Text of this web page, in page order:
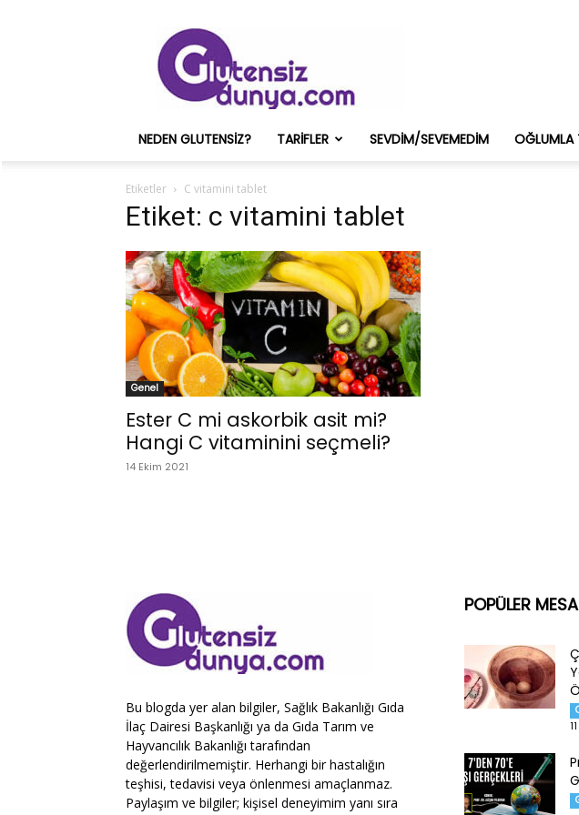
ve
Onun
Sağlık
Deneyimleri
NEDEN GLUTENSIZ? TARIFLER SEVDIM/SEVEMEDIM OĞLUMLA
Etiketler C vitamini tablet
Etiket: c vitamini tablet
Genel
Ester C mi askorbik asit mi?
Hangi C vitaminini seçmeli?
14 Ekim 2021
Bu blogda yer alan bilgiler, Sağlık Bakanlığı Gıda
İlaç Dairesi Başkanlığı ya da Gıda Tarım ve
Hayvancılık Bakanlığı tarafından
değerlendirilmemiştir. Herhangi bir hastalığın
teşhisi, tedavisi veya önlenmesi amaçlanmaz.
Paylaşım ve bilgiler; kişisel deneyimim yanı sıra
POPÜLER